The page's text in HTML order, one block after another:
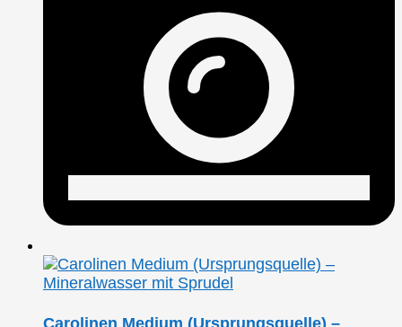
Carolinen Medium (Ursprungsquelle) –